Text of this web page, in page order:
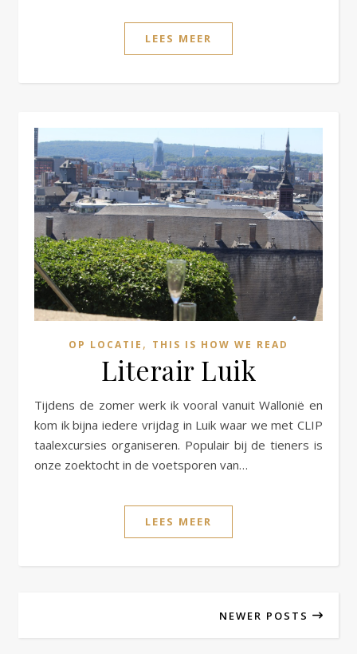
LEES MEER
OP LOCATIE , THIS IS HOW WE READ
Literair Luik
Tijdens de zomer werk ik vooral vanuit Wallonië en
kom ik bijna iedere vrijdag in Luik waar we met CLIP
taalexcursies organiseren. Populair bij de tieners is
onze zoektocht in de voetsporen van…
LEES MEER
NEWER POSTS